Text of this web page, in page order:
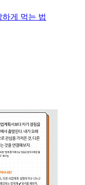
하게 먹는 법